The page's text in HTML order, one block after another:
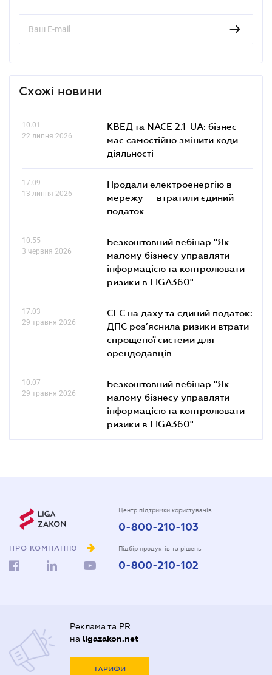
Схожі новини
10.01
22 липня 2026
КВЕД та NACE 2.1-UA: бізнес
має самостійно змінити коди
діяльності
17.09
13 липня 2026
Продали електроенергію в
мережу — втратили єдиний
податок
10.55
3 червня 2026
Безкоштовний вебінар "Як
малому бізнесу управляти
інформацією та контролювати
ризики в LIGA360"
17.03
29 травня 2026
СЕС на даху та єдиний податок:
ДПС роз’яснила ризики втрати
спрощеної системи для
орендодавців
10.07
29 травня 2026
Безкоштовний вебінар "Як
малому бізнесу управляти
інформацією та контролювати
ризики в LIGA360"
ПРО КОМПАНІЮ
Центр підтримки користувачів
0-800-210-103
Підбір продуктів та рішень
0-800-210-102
Реклама та PR
на ligazakon.net
ТАРИФИ